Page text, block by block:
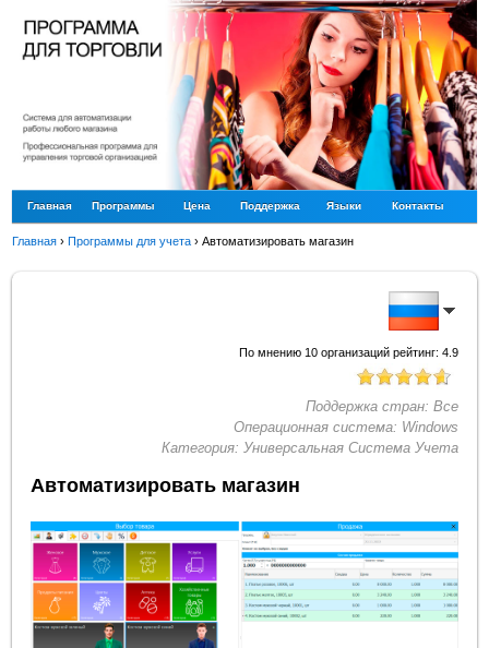
Главная Программы Цена Поддержка Языки Контакты
Главная ›Программы для учета ›Автоматизировать магазин
По мнению 10организаций рейтинг: 4.9
Поддержка стран: Все
Операционная система: Windows
Категория: Универсальная Система Учета
Автоматизировать магазин